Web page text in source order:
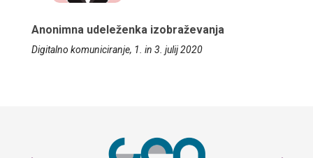
Anonimna udeleženka izobraževanja
Digitalno komuniciranje, 1. in 3. julij 2020